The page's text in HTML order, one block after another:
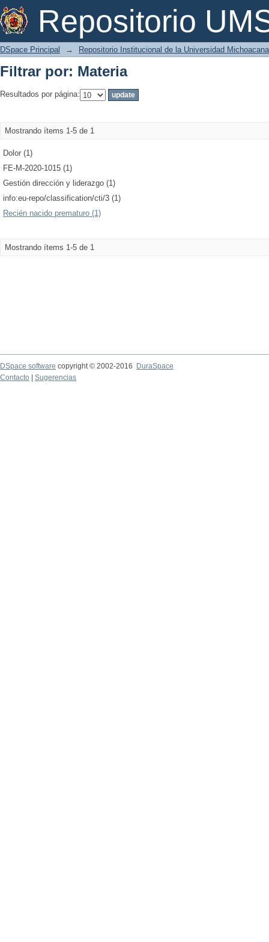
Repositorio
Filtrar por: Materia
DSpace Principal → Repositorio Institucional de la Universidad
Filtrar por: Materia
Resultados por página:
Mostrando ítems 1-5 de 1
Dolor (1)
FE-M-2020-1015 (1)
Gestión dirección y liderazgo (1)
info:eu-repo/classification/cti/3 (1)
Recién nacido prematuro (1)
Mostrando ítems 1-5 de 1
DSpace software copyright © 2002-2016
DuraSpace
Contacto
Sugerencias